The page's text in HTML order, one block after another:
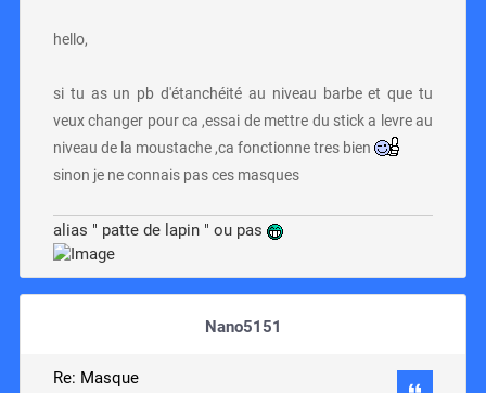
hello,
si tu as un pb d'étanchéité au niveau barbe et que tu
veux changer pour ca ,essai de mettre du stick a levre au
niveau de la moustache ,ca fonctionne tres bien
sinon je ne connais pas ces masques
alias " patte de lapin " ou pas
Nano5151
Re: Masque